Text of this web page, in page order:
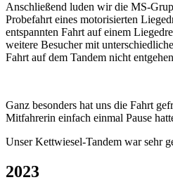
Anschließend luden wir die MS-
Probefahrt eines motorisierten
entspannten Fahrt auf einem
weitere Besucher mit
Fahrt auf dem Tandem nicht
Ganz besonders hat uns die Fahrt
Mitfahrerin einfach einmal Pause
Unser Kettwiesel-Tandem war sehr
2023